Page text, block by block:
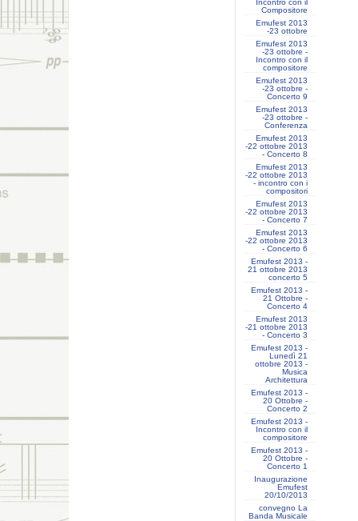
Incontro con il
Compositore
Emufest 2013
-23 ottobre
Emufest 2013
-23 ottobre -
Incontro con il
compositore
Emufest 2013
-23 ottobre -
Concerto 9
Emufest 2013
-23 ottobre -
Conferenza
Emufest 2013
-22 ottobre 2013
- Concerto 8
Emufest 2013
-22 ottobre 2013
- incontro con i
compositori
Emufest 2013
-22 ottobre 2013
- Concerto 7
Emufest 2013
-22 ottobre 2013
- Concerto 6
Emufest 2013 -
21 ottobre 2013
concerto 5
Emufest 2013 -
21 Ottobre -
Concerto 4
Emufest 2013
-21 ottobre 2013
- Concerto 3
Emufest 2013 -
Lunedì 21
ottobre 2013 -
Musica
Architettura
Emufest 2013 -
20 Ottobre -
Concerto 2
Emufest 2013 -
Incontro con il
compositore
Emufest 2013 -
20 Ottobre -
Concerto 1
Inaugurazione
Emufest
20/10/2013
convegno La
Banda Musicale